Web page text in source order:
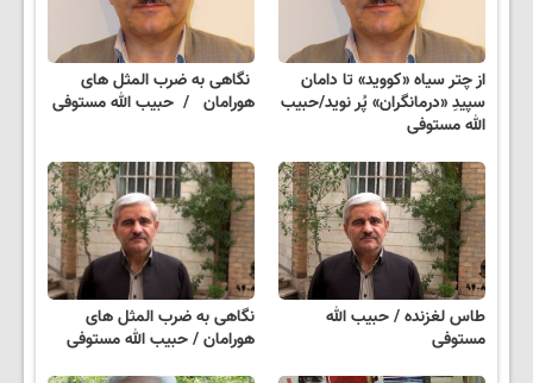
از چتر سیاه «کووید» تا دامان
سپیدِ «درمانگران» پُر نوید/حبیب
الله مستوفی
نگاهی به ضرب المثل های
هورامان / حبیب الله مستوفی
طاس لغزنده / حبیب الله
مستوفی
نگاهی به ضرب المثل های
هورامان / حبیب الله مستوفی